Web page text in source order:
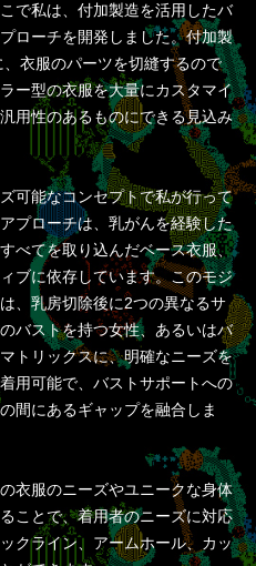
で私は、付加製造を活用したバ
ローチを開発しました。付加製
衣服のパーツを切縫するので
ー型の衣服を大量にカスタマイ
用性のあるものにできる見込み
可能なコンセプトで私が行って
プローチは、乳がんを経験した
べてを取り込んだベース衣服、
ブに依存しています。このモジ
、乳房切除後に2つの異なるサ
バストを持つ女性、あるいはバ
トリックスに、明確なニーズを
用可能で、バストサポートへの
間にあるギャップを融合しま
衣服のニーズやユニークな身体
ことで、着用者のニーズに対応
クライン、アームホール、カッ